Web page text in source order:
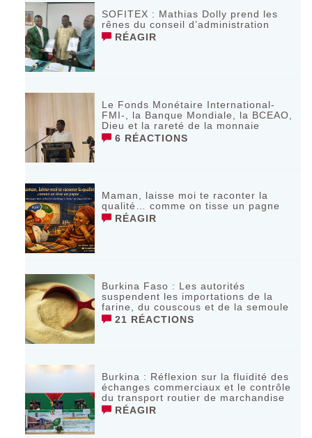
SOFITEX : Mathias Dolly prend les
rênes du conseil d’administration
RÉAGIR
Le Fonds Monétaire International-
FMI-, la Banque Mondiale, la BCEAO,
Dieu et la rareté de la monnaie
6 RÉACTIONS
Maman, laisse moi te raconter la
qualité… comme on tisse un pagne
RÉAGIR
Burkina Faso : Les autorités
suspendent les importations de la
farine, du couscous et de la semoule
21 RÉACTIONS
Burkina : Réflexion sur la fluidité des
échanges commerciaux et le contrôle
du transport routier de marchandise
RÉAGIR